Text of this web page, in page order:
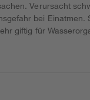
Verursacht
bei Einatmen.
giftig für